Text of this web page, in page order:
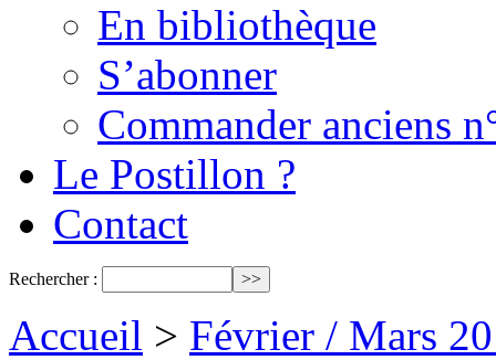
En bibliothèque
S’abonner
Commander anciens
Le Postillon ?
Contact
Rechercher :
Accueil > Février / Mars